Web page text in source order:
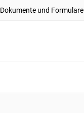
Dokumente und Formulare